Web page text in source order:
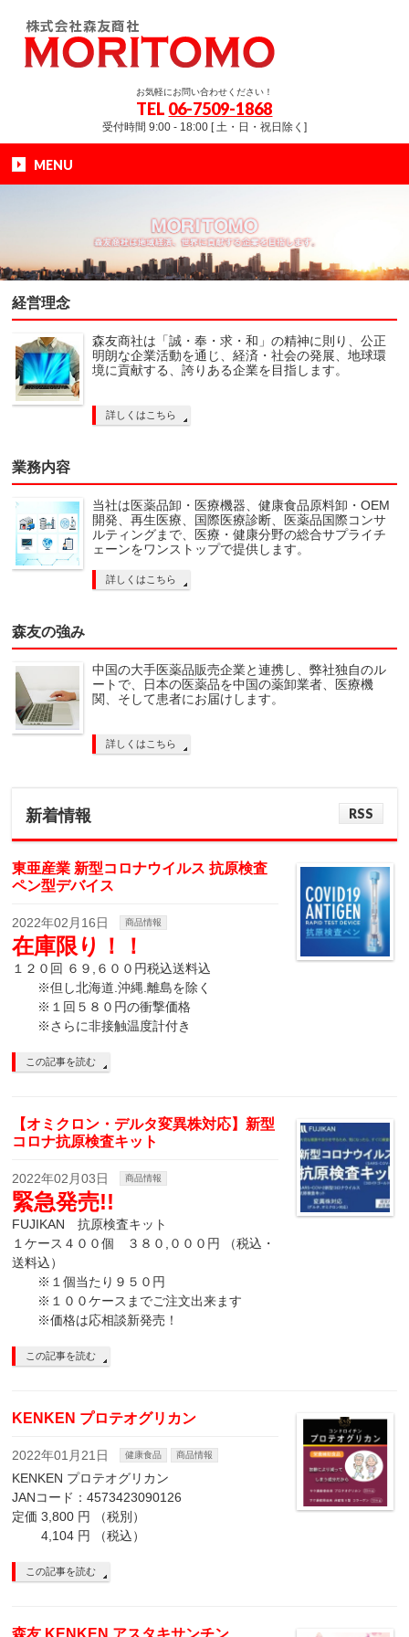
お気軽にお問い合わせください！
TEL 06-7509-1868
受付時間 9:00 - 18:00 [ 土・日・祝日除く]
MENU
経営理念
森友商社は「誠・奉・求・和」の精神に則り、公正
明朗な企業活動を通じ、経済・社会の発展、地球環
境に貢献する、誇りある企業を目指します。
詳しくはこちら
業務内容
当社は医薬品卸・医療機器、健康食品原料卸・OEM
開発、再生医療、国際医療診断、医薬品国際コンサ
ルティングまで、医療・健康分野の総合サプライチ
ェーンをワンストップで提供します。
詳しくはこちら
森友の強み
中国の大手医薬品販売企業と連携し、弊社独自のル
ートで、日本の医薬品を中国の薬卸業者、医療機
関、そして患者にお届けします。
詳しくはこちら
新着情報 RSS
東亜産業 新型コロナウイルス 抗原検査
ペン型デバイス
2022年02月16日 商品情報
在庫限り！！
１２０回 ６９,６００円税込送料込
※但し北海道.沖縄.離島を除く
※１回５８０円の衝撃価格
※さらに非接触温度計付き
この記事を読む
【オミクロン・デルタ変異株対応】新型
コロナ抗原検査キット
2022年02月03日 商品情報
緊急発売!!
FUJIKAN 抗原検査キット
１ケース４００個 ３８０,０００円 （税込・
送料込）
※１個当たり９５０円
※１００ケースまでご注文出来ます
※価格は応相談新発売！
この記事を読む
KENKEN プロテオグリカン
2022年01月21日 健康食品 商品情報
KENKEN プロテオグリカン
JANコード：4573423090126
定価 3,800 円 （税別）
4,104 円 （税込）
この記事を読む
森友 KENKEN アスタキサンチン